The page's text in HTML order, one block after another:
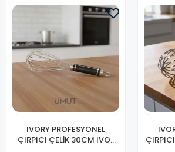
IVORY PROFESYONEL
ÇIRPICI ÇELİK 30CM IVO-